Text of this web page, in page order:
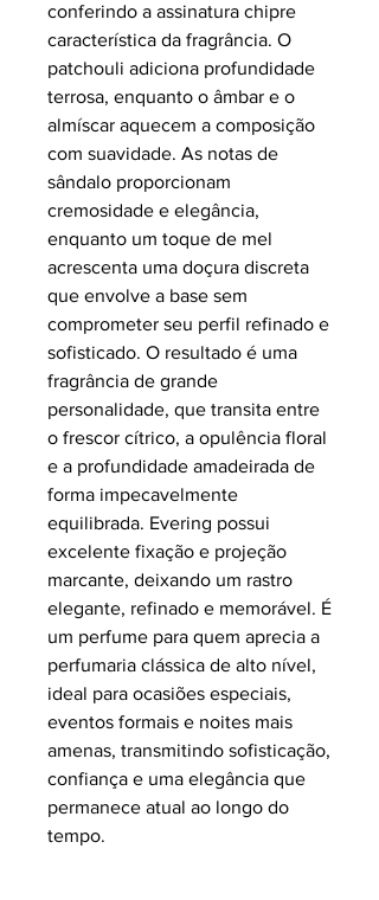
conferindo a assinatura chipre
característica da fragrância. O
patchouli adiciona profundidade
terrosa, enquanto o âmbar e o
almíscar aquecem a composição
com suavidade. As notas de
sândalo proporcionam
cremosidade e elegância,
enquanto um toque de mel
acrescenta uma doçura discreta
que envolve a base sem
comprometer seu perfil refinado e
sofisticado. O resultado é uma
fragrância de grande
personalidade, que transita entre
o frescor cítrico, a opulência floral
e a profundidade amadeirada de
forma impecavelmente
equilibrada. Evering possui
excelente fixação e projeção
marcante, deixando um rastro
elegante, refinado e memorável. É
um perfume para quem aprecia a
perfumaria clássica de alto nível,
ideal para ocasiões especiais,
eventos formais e noites mais
amenas, transmitindo sofisticação,
confiança e uma elegância que
permanece atual ao longo do
tempo.